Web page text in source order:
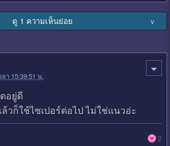
ดู 1 ความเห็นย่อย ∨
า 15:39:51 น.
อยู่ดี
วก็ใช้ไซเปอร์ต่อไป ไม่ใช่แนวอ่ะ
2